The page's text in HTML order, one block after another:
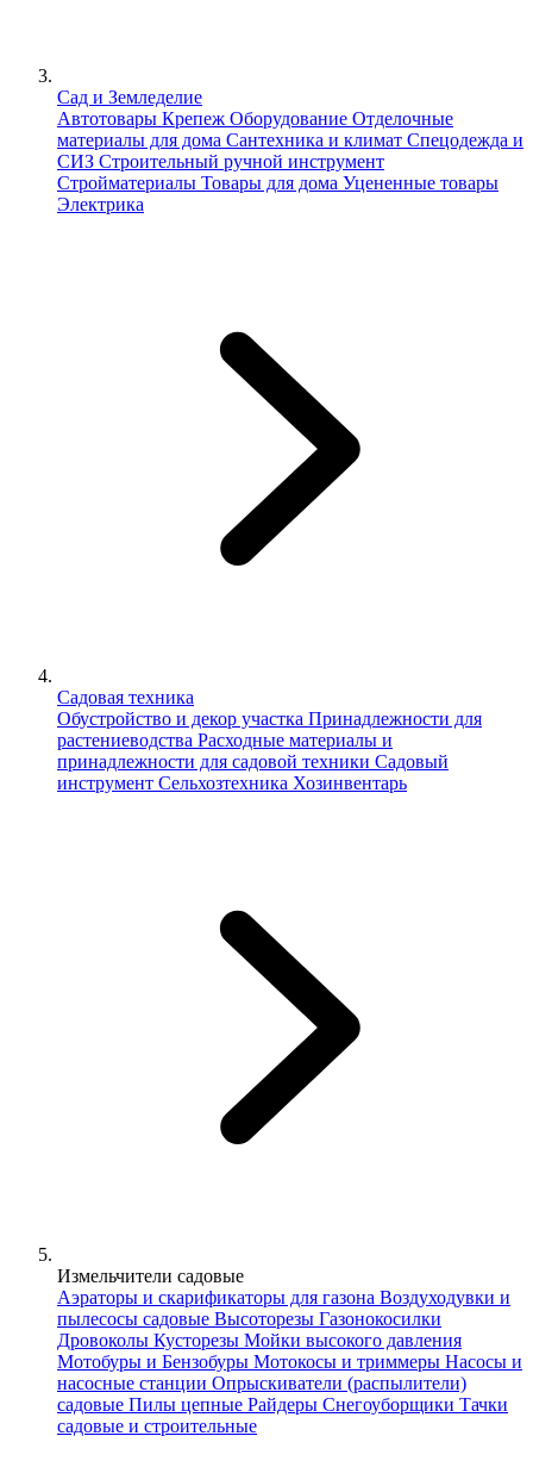
Сад и Земледелие
Автотовары Крепеж Оборудование Отделочные
материалы для дома Сантехника и климат Спецодежда и
СИЗ Строительный ручной инструмент
Стройматериалы Товары для дома Уцененные товары
Электрика
Садовая техника
Обустройство и декор участка Принадлежности для
растениеводства Расходные материалы и
принадлежности для садовой техники Садовый
инструмент Сельхозтехника Хозинвентарь
Измельчители садовые
Аэраторы и скарификаторы для газона Воздуходувки и
пылесосы садовые Высоторезы Газонокосилки
Дровоколы Кусторезы Мойки высокого давления
Мотобуры и Бензобуры Мотокосы и триммеры Насосы и
насосные станции Опрыскиватели (распылители)
садовые Пилы цепные Райдеры Снегоуборщики Тачки
садовые и строительные